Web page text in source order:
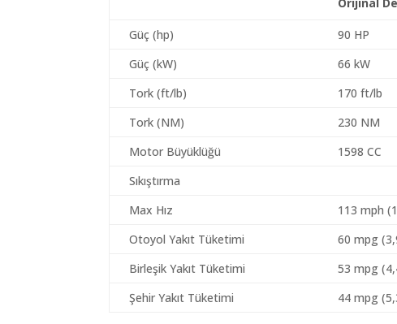
Güç (hp) 90 HP
Güç (kW)
66 kW
Tork (ft/lb)
170 ft/lb
Tork (NM)
230 NM
Motor Büyüklüğü
1598 CC
Sıkıştırma
Max Hız
113 mph
Otoyol Yakıt Tüketimi
60 mpg
Birleşik Yakıt Tüketimi
53 mpg
Şehir Yakıt Tüketimi
44 mpg